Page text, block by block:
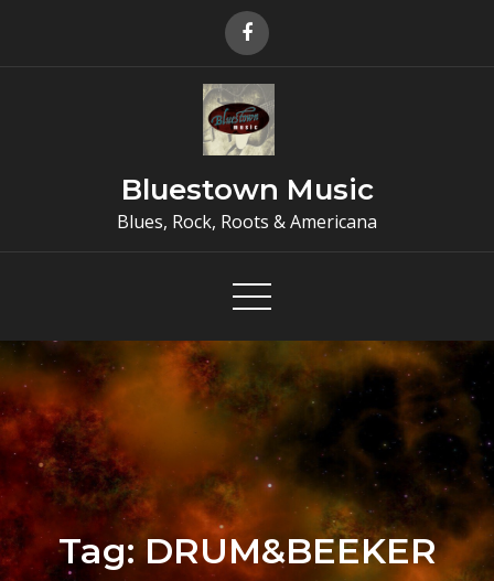
Bluestown Music
Blues, Rock, Roots & Americana
Tag:DRUM&BEEKER